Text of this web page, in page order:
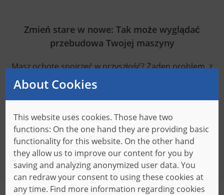
Zmień stare w nowe: Tak może wyglądać
przebudowa Twojej maszyny
Masz ochotę spojrzeć w przyszłość? Żaden problem, z
porównaniem przed i po naszej Jednostki PLC.
Nowa jednostka PLC
About Cookies
This website uses cookies. Those have two
functions: On the one hand they are providing basic
functionality for this website. On the other hand
they allow us to improve our content for you by
saving and analyzing anonymized user data. You
can redraw your consent to using these cookies at
any time. Find more information regarding cookies